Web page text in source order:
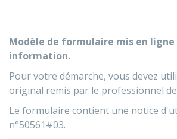
Modèle de formulaire mis en ligne
information.
Pour votre démarche, vous devez
original remis par le professionnel
Le formulaire contient une notice
n°50561#03.